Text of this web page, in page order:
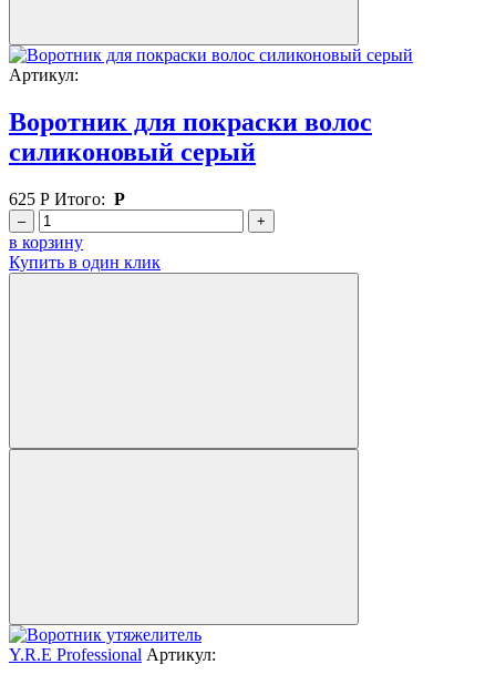
Артикул:
Воротник для покраски волос
силиконовый серый
625 Р Итого: Р
– +
в корзину
Купить в один клик
Y.R.E Professional Артикул: